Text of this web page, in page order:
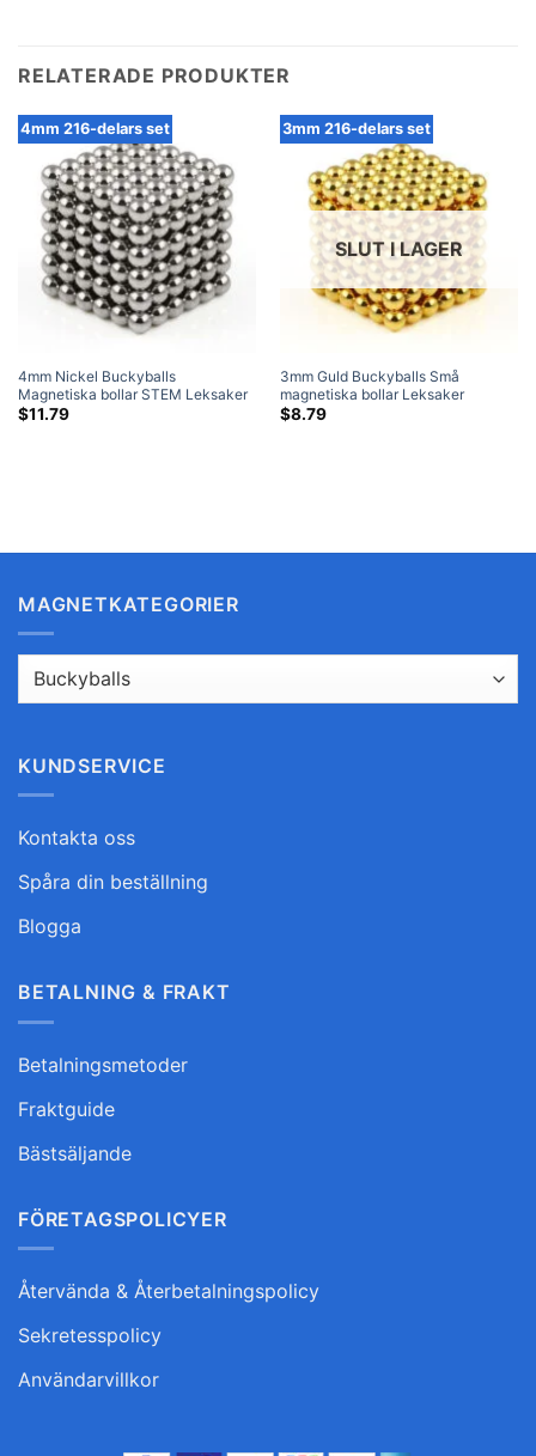
RELATERADE PRODUKTER
4mm 216-delars set
4mm Nickel Buckyballs
Magnetiska bollar STEM Leksaker
Magnetbollar Pussel N35
$11.79
3mm 216-delars set
SLUT I LAGER
3mm Guld Buckyballs Små
magnetiska bollar Leksaker
Magnetbollar Pussel N35 Sfär
$8.79
MAGNETKATEGORIER
KUNDSERVICE
Kontakta oss
Spåra din beställning
Blogga
BETALNING & FRAKT
Betalningsmetoder
Fraktguide
Bästsäljande
FÖRETAGSPOLICYER
Återvända & Återbetalningspolicy
Sekretesspolicy
Användarvillkor